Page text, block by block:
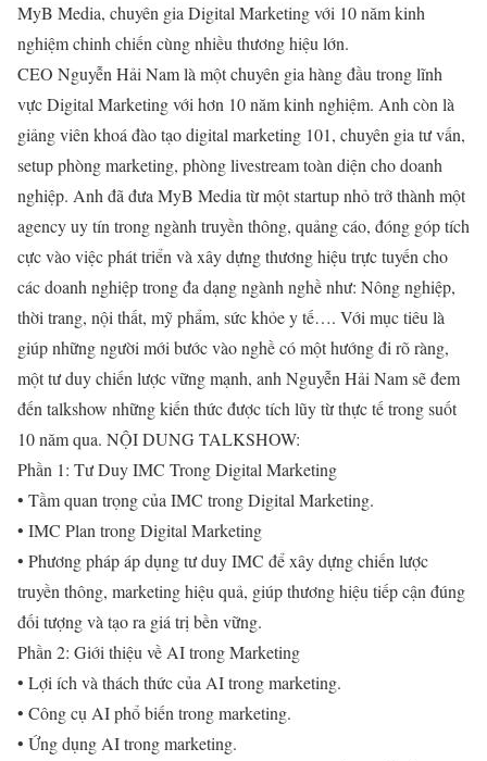
MyB Media, chuyên gia Digital Marketing với 10 năm kinh
nghiệm chinh chiến cùng nhiều thương hiệu lớn.
CEO Nguyễn Hải Nam là một chuyên gia hàng đầu trong lĩnh
vực Digital Marketing với hơn 10 năm kinh nghiệm. Anh còn là
giảng viên khoá đào tạo digital marketing 101, chuyên gia tư vấn,
setup phòng marketing, phòng livestream toàn diện cho doanh
nghiệp. Anh đã đưa MyB Media từ một startup nhỏ trở thành một
agency uy tín trong ngành truyền thông, quảng cáo, đóng góp tích
cực vào việc phát triển và xây dựng thương hiệu trực tuyến cho
các doanh nghiệp trong đa dạng ngành nghề như: Nông nghiệp,
thời trang, nội thất, mỹ phẩm, sức khỏe y tế…. Với mục tiêu là
giúp những người mới bước vào nghề có một hướng đi rõ ràng,
một tư duy chiến lược vững mạnh, anh Nguyễn Hải Nam sẽ đem
đến talkshow những kiến thức được tích lũy từ thực tế trong suốt
10 năm qua. NỘI DUNG TALKSHOW:
Phần 1: Tư Duy IMC Trong Digital Marketing
• Tầm quan trọng của IMC trong Digital Marketing.
• IMC Plan trong Digital Marketing
• Phương pháp áp dụng tư duy IMC để xây dựng chiến lược
truyền thông, marketing hiệu quả, giúp thương hiệu tiếp cận đúng
đối tượng và tạo ra giá trị bền vững.
Phần 2: Giới thiệu về AI trong Marketing
• Lợi ích và thách thức của AI trong marketing.
• Công cụ AI phổ biến trong marketing.
• Ứng dụng AI trong marketing.